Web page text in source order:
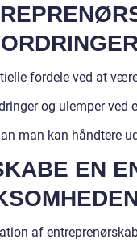
fordele ved at
og ulemper ved
man kan håndtere
EN
af